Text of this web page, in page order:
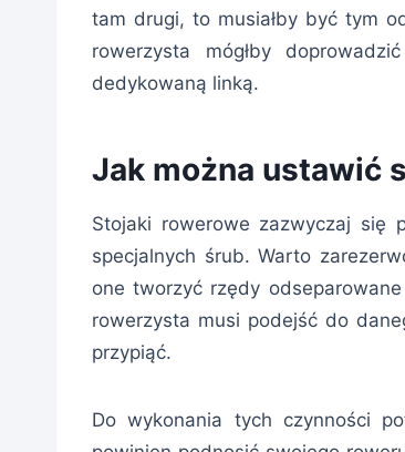
tam drugi, to musiałby być tym
rowerzysta mógłby
dedykowaną linką.
Jak można ustawić
Stojaki rowerowe zazwyczaj
specjalnych śrub. Warto
one tworzyć rzędy
rowerzysta musi podejść do
przypiąć.
Do wykonania tych czynności